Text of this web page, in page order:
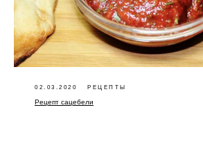
02.03.2020 РЕЦЕПТЫ
Рецепт сацебели